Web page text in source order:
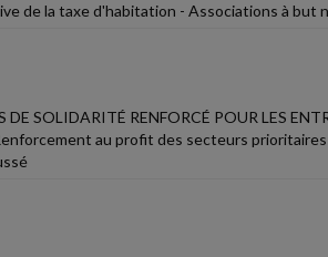
de la taxe d'habitation - Associations à but
SOLIDARITÉ RENFORCÉ POUR LES
au profit des secteurs